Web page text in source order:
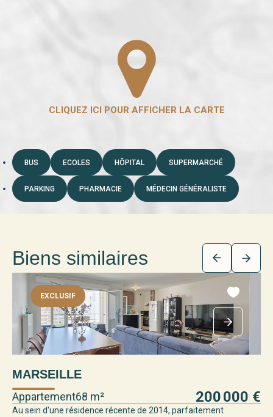
BUS ECOLES HÔPITAL SUPERMARCHÉ
PARKING PHARMACIE MÉDECIN GÉNÉRALISTE
Biens similaires
EXCLUSIF
MARSEILLE
Appartement68 m² 200 000 €
Au sein d'une résidence récente de 2014, parfaitement